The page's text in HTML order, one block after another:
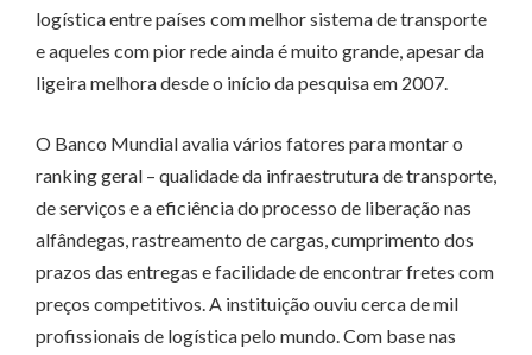
logística entre países com melhor sistema de transporte
e aqueles com pior rede ainda é muito grande, apesar da
ligeira melhora desde o início da pesquisa em 2007.
O Banco Mundial avalia vários fatores para montar o
ranking geral – qualidade da infraestrutura de transporte,
de serviços e a eficiência do processo de liberação nas
alfândegas, rastreamento de cargas, cumprimento dos
prazos das entregas e facilidade de encontrar fretes com
preços competitivos. A instituição ouviu cerca de mil
profissionais de logística pelo mundo. Com base nas